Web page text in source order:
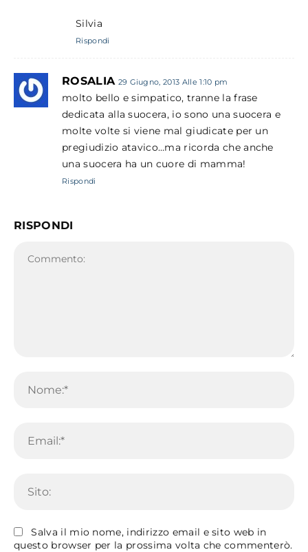
Silvia
Rispondi
ROSALIA 29 Giugno, 2013 Alle 1:10 pm
molto bello e simpatico, tranne la frase
dedicata alla suocera, io sono una suocera e
molte volte si viene mal giudicate per un
pregiudizio atavico…ma ricorda che anche
una suocera ha un cuore di mamma!
Rispondi
RISPONDI
Salva il mio nome, indirizzo email e sito web in
questo browser per la prossima volta che commenterò.